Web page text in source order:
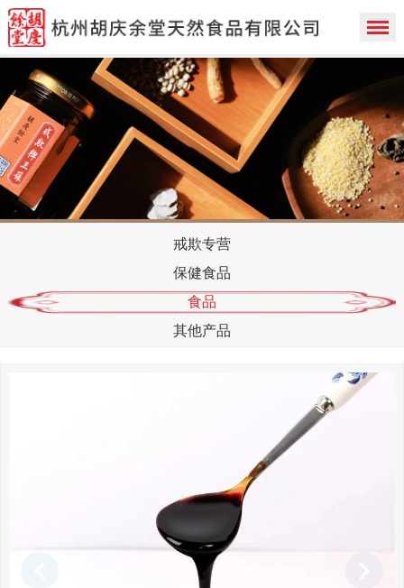
戒欺专营
保健食品
食品
其他产品